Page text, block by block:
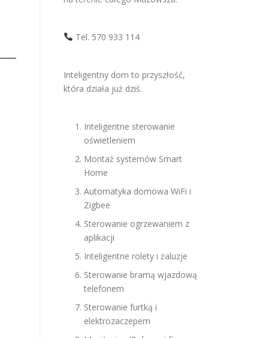
Tel. 570 933 114
Inteligentny dom to przyszłość,
która działa już dziś.
Inteligentne sterowanie
oświetleniem
Montaż systemów Smart
Home
Automatyka domowa WiFi i
Zigbee
Sterowanie ogrzewaniem z
aplikacji
Inteligentne rolety i żaluzje
Sterowanie bramą wjazdową
telefonem
Sterowanie furtką i
elektrozaczepem